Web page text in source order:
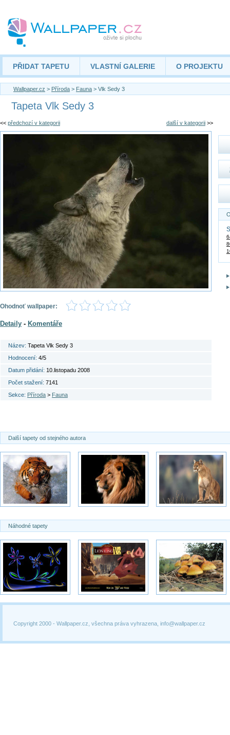
PŘIDAT TAPETU VLASTNÍ GALERIE O PROJEKTU
Wallpaper.cz > Příroda > Fauna > Vlk Sedy 3
Tapeta Vlk Sedy 3
<< předchozí v kategorii další v kategorii >>
Ohodnoť wallpaper:
Detaily - Komentáře
Název: Tapeta Vlk Sedy 3
Hodnocení: 4/5
Datum přidání: 10.listopadu 2008
Počet stažení: 7141
Sekce: Příroda > Fauna
Další tapety od stejného autora
Náhodné tapety
Copyright 2000 - Wallpaper.cz, všechna práva vyhrazena, info@wallpaper.cz